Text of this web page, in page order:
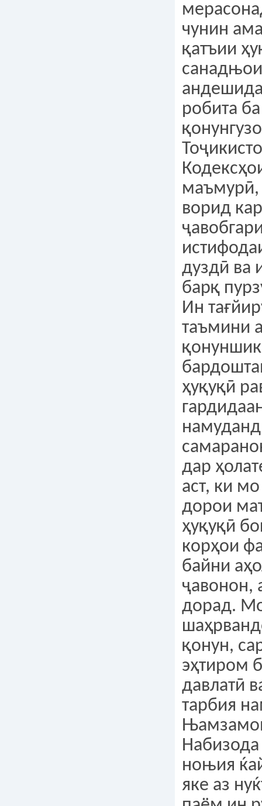
чунин
қатъии
робита
маъмурӣ,
ворид
дуздӣ ва
барқ
Ин
таъмини
ҳуқуқӣ
дар
аст, ки
дорои
ҳуқуқӣ
корҳои
байни
ҷавонон,
дорад.
қонун,
эҳтиром
давлатӣ
тарбия
ноњия
яке аз